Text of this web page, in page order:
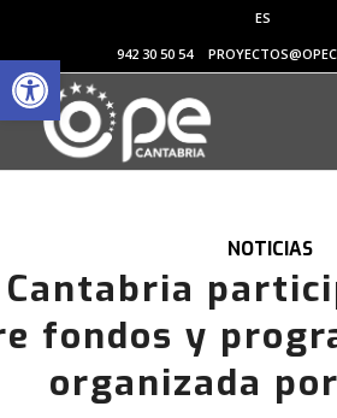
Abrir barra de herramientas
ES
942 30 50 54
NOTICIAS
Cantabria
fondos y
organizada